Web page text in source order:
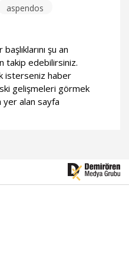
aspendos
şu an
takip edebilirsiniz.
isterseniz haber
gelişmeleri görmek
yer alan sayfa